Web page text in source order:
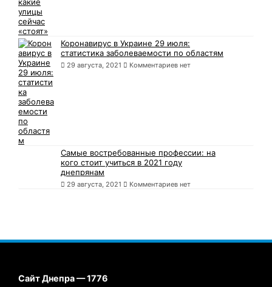
Коронавирус в Украине 29 июля:
статистика заболеваемости по областям
29 августа, 2021 Комментариев нет
Самые востребованные профессии: на
кого стоит учиться в 2021 году
днепрянам
29 августа, 2021 Комментариев нет